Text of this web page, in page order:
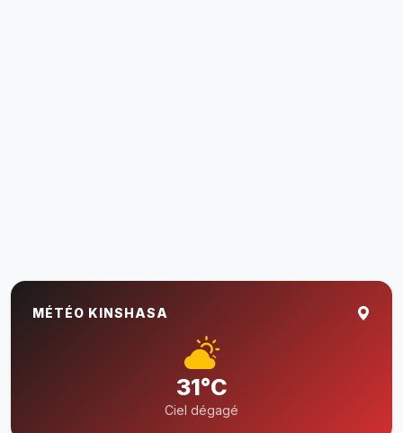
MÉTÉO KINSHASA
31°C
Ciel dégagé